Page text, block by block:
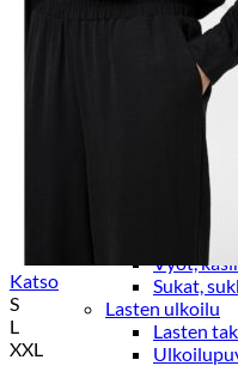
Lasten housut
Lasten
Lasten
Lasten
Lasten
Lasten
Yöasut ja
Lasten
Lasten
Lasten asusteet
Vyöt,
Sukat,
Lasten ulkoilu
Lasten
Katso
S
L
XXL